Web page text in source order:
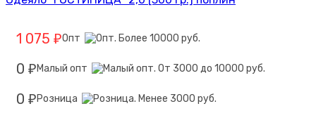
1 075 ₽Опт
0 ₽ Малый опт
0 ₽ Розница